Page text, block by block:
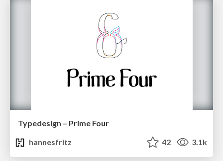
Typedesign – Prime Four
hannesfritz
42 3.1k